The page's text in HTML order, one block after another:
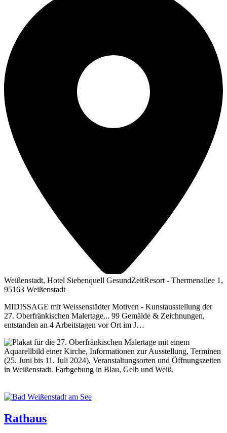
Weißenstadt, Hotel Siebenquell GesundZeitResort - Thermenallee 1,
95163 Weißenstadt
MIDISSAGE mit Weissenstädter Motiven - Kunstausstellung der
27. Oberfränkischen Malertage... 99 Gemälde & Zeichnungen,
entstanden an 4 Arbeitstagen vor Ort im J…
Rathaus